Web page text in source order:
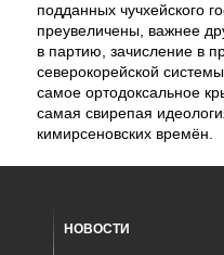
подданных чучхейского
преувеличены, важнее
в партию, зачисление в
северокорейской
самое ортодоксальное
самая свирепая
кимирсеновских времён.
НОВОСТИ